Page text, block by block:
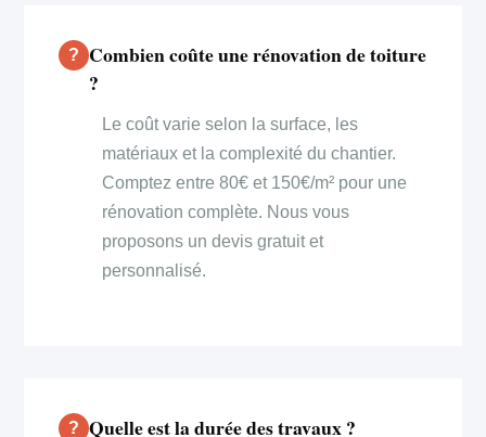
Combien coûte une rénovation de toiture
?
Le coût varie selon la surface, les
matériaux et la complexité du chantier.
Comptez entre 80€ et 150€/m² pour une
rénovation complète. Nous vous
proposons un devis gratuit et
personnalisé.
Quelle est la durée des travaux ?